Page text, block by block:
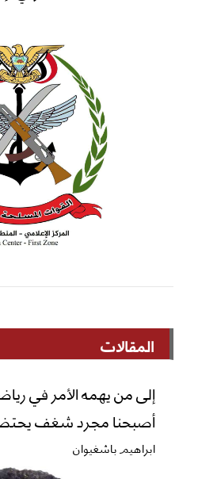
المقالات
إلى من يهمه الأمر في
أصبحنا مجرد شغف
ابراهيم باشغيوان